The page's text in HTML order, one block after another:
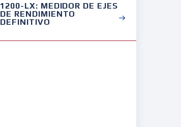
1200-LX: MEDIDOR DE EJES
DE RENDIMIENTO
DEFINITIVO